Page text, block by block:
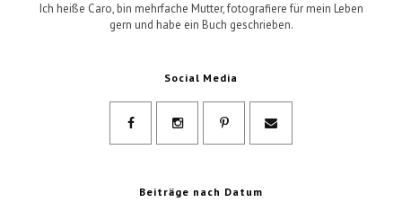
Ich heiße Caro, bin mehrfache Mutter, fotografiere für mein Leben
gern und habe ein Buch geschrieben.
Social Media
Beiträge nach Datum